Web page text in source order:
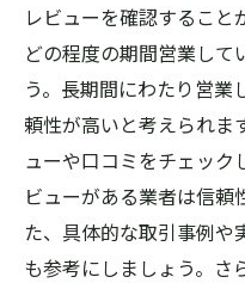
無料査定サー
奈良県でロレック
買取のコツ
時計のメンテ
オリジナルの
専門知識を持
査定前にやる
レビューを確認すること
どの程度の期間営業して
う。長期間にわたり営
頼性が高いと考えられま
ューや口コミをチェック
ビューがある業者は信頼
た、具体的な取引事例
も参考にしましょう。さ